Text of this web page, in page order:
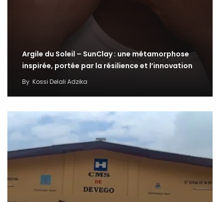
Argile du Soleil – SunClay : une métamorphose
inspirée, portée par la résilience et l’innovation
By Kossi Delali Adzika